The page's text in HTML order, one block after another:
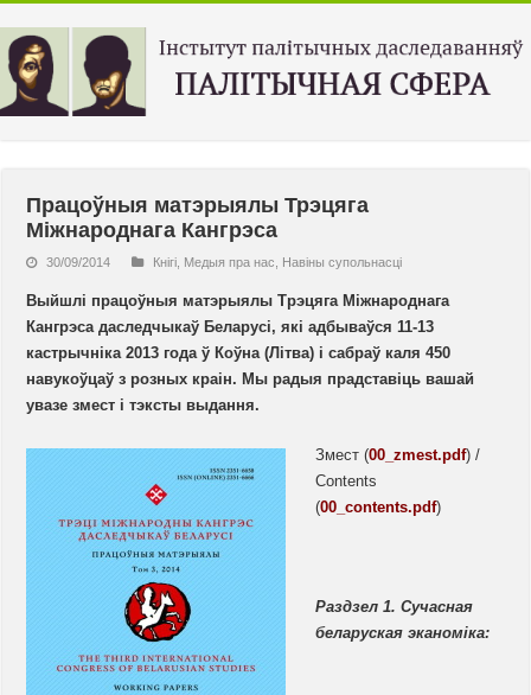
Працоўныя матэрыялы Трэцяга
Міжнароднага Кангрэса
30/09/2014 Кнігі Медыя пра нас Навiны супольнасцi
Выйшлі працоўныя матэрыялы Трэцяга Міжнароднага
Кангрэса даследчыкаў Беларусі, які адбываўся 11-13
кастрычніка 2013 года ў Коўна (Літва) і сабраў каля 450
навукоўцаў з розных краін. Мы радыя прадставіць вашай
увазе змест і тэксты выдання.
Змест (00_zmest.pdf) /
Contents
(00_contents.pdf)
Раздзел 1.Сучасная
беларуская эканоміка: